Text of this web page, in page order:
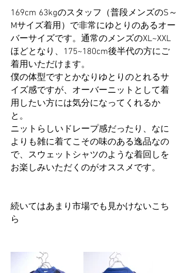
169cm 63kgのスタッフ（普段メンズのS～
Mサイズ着用）で非常にゆとりのあるオー
バーサイズです。通常のメンズのXL~XXL
ほどとなり、175~180cm後半代の方にご
着用いただけます。
僕の体型ですとかなりゆとりのとれるサ
イズ感ですが、オーバーニットとして着
用したい方には気分になってくれるか
と。
ニットらしいドレープ感だったり、なに
よりも雑に着てこその味のある逸品なの
で、スウェットシャツのような着回しを
お楽しみいただくのがオススメです。
続いてはあまり市場でも見かけないこち
ら